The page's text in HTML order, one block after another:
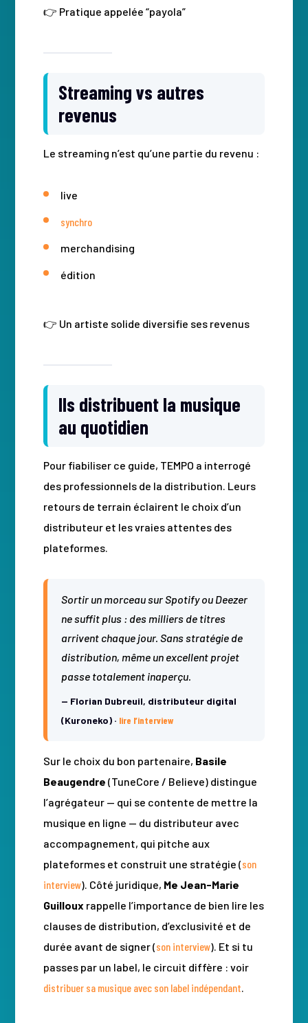
👉 Pratique appelée “payola”
Streaming vs autres
revenus
Le streaming n’est qu’une partie du revenu :
live
synchro
merchandising
édition
👉 Un artiste solide diversifie ses revenus
Ils distribuent la musique
au quotidien
Pour fiabiliser ce guide, TEMPO a interrogé
des professionnels de la distribution. Leurs
retours de terrain éclairent le choix d’un
distributeur et les vraies attentes des
plateformes.
Sortir un morceau sur Spotify ou Deezer
ne suffit plus : des milliers de titres
arrivent chaque jour. Sans stratégie de
distribution, même un excellent projet
passe totalement inaperçu.
— Florian Dubreuil, distributeur digital
(Kuroneko) · lire l’interview
Sur le choix du bon partenaire, Basile
Beaugendre (TuneCore / Believe) distingue
l’agrégateur — qui se contente de mettre la
musique en ligne — du distributeur avec
accompagnement, qui pitche aux
plateformes et construit une stratégie (son
interview). Côté juridique, Me Jean-Marie
Guilloux rappelle l’importance de bien lire les
clauses de distribution, d’exclusivité et de
durée avant de signer (son interview). Et si tu
passes par un label, le circuit diffère : voir
distribuer sa musique avec son label indépendant.